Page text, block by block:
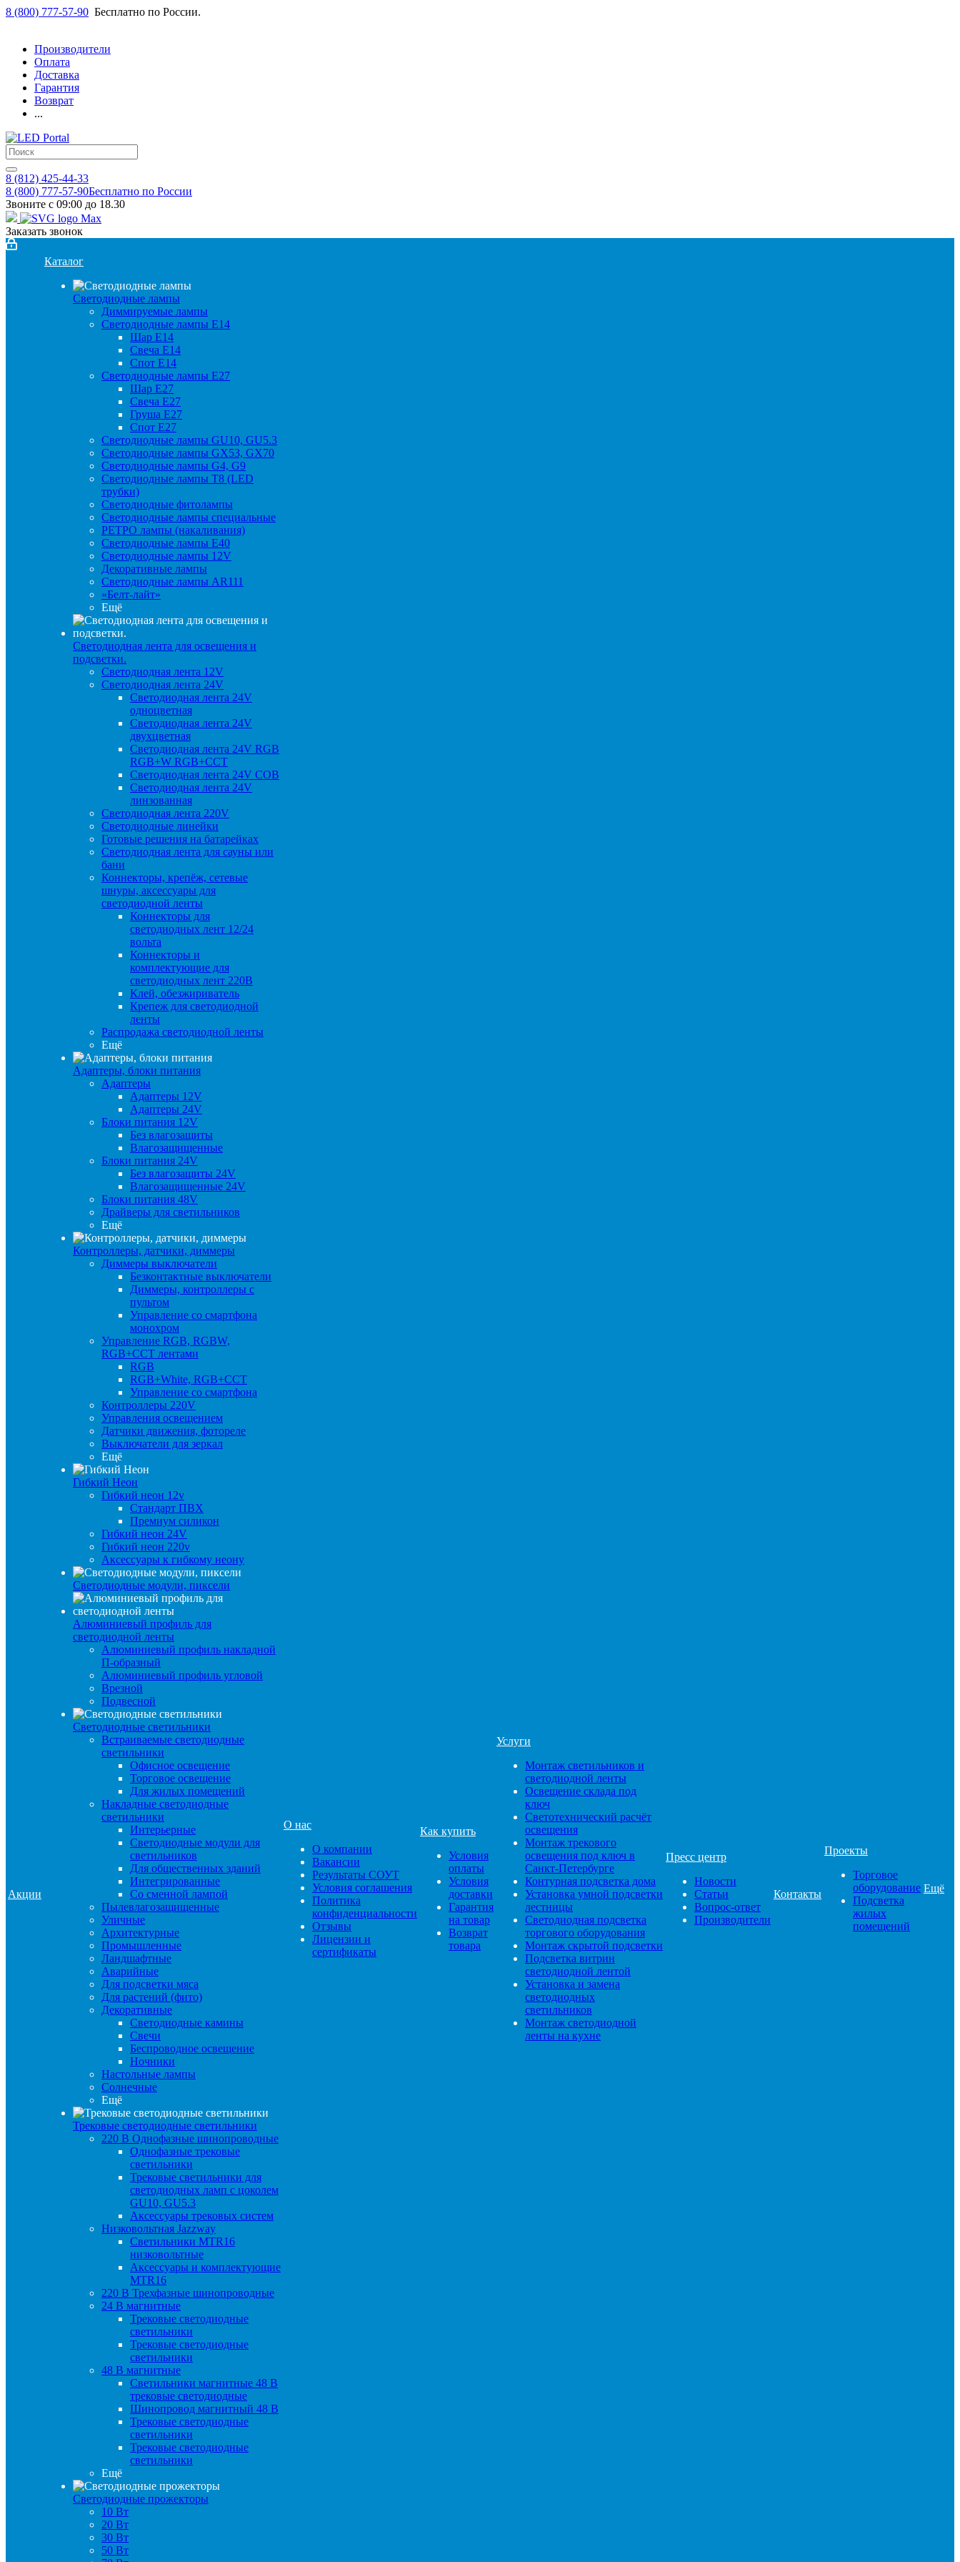
8 (800) 777-57-90 Бесплатно по России.
Производители
Оплата
Доставка
Гарантия
Возврат
...
8 (812) 425-44-33
8 (800) 777-57-90Бесплатно по России
Звоните с 09:00 до 18.30
Заказать звонок
Акции
Каталог
Светодиодные лампы
Диммируемые лампы
Светодиодные лампы Е14
Шар Е14
Свеча Е14
Спот Е14
Светодиодные лампы Е27
Шар Е27
Свеча Е27
Груша Е27
Спот Е27
Светодиодные лампы GU10, GU5.3
Светодиодные лампы GX53, GX70
Светодиодные лампы G4, G9
Светодиодные лампы Т8 (LED
трубки)
Светодиодные фитолампы
Светодиодные лампы специальные
РЕТРО лампы (накаливания)
Светодиодные лампы E40
Светодиодные лампы 12V
Декоративные лампы
Светодиодные лампы AR111
«Белт-лайт»
Ещё
Светодиодная лента для освещения и
подсветки.
Светодиодная лента 12V
Светодиодная лента 24V
Светодиодная лента 24V
одноцветная
Светодиодная лента 24V
двухцветная
Светодиодная лента 24V RGB
RGB+W RGB+CCT
Светодиодная лента 24V COB
Светодиодная лента 24V
линзованная
Светодиодная лента 220V
Светодиодные линейки
Готовые решения на батарейках
Светодиодная лента для сауны или
бани
Коннекторы, крепёж, сетевые
шнуры, аксессуары для
светодиодной ленты
Коннекторы для
светодиодных лент 12/24
вольта
Коннекторы и
комплектующие для
светодиодных лент 220В
Клей, обезжириватель
Крепеж для светодиодной
ленты
Распродажа светодиодной ленты
Ещё
Адаптеры, блоки питания
Адаптеры
Адаптеры 12V
Адаптеры 24V
Блоки питания 12V
Без влагозащиты
Влагозащищенные
Блоки питания 24V
Без влагозащиты 24V
Влагозащищенные 24V
Блоки питания 48V
Драйверы для светильников
Ещё
Контроллеры, датчики, диммеры
Диммеры выключатели
Безконтактные выключатели
Диммеры, контроллеры с
пультом
Управление со смартфона
монохром
Управление RGB, RGBW,
RGB+CCT лентами
RGB
RGB+White, RGB+CCT
Управление со смартфона
Контроллеры 220V
Управления освещением
Датчики движения, фотореле
Выключатели для зеркал
Ещё
Гибкий Неон
Гибкий неон 12v
Стандарт ПВХ
Премиум силикон
Гибкий неон 24V
Гибкий неон 220v
Аксессуары к гибкому неону
Светодиодные модули, пиксели
Алюминиевый профиль для
светодиодной ленты
Алюминиевый профиль накладной
П-образный
Алюминиевый профиль угловой
Врезной
Подвесной
Светодиодные светильники
Встраиваемые светодиодные
светильники
Офисное освещение
Торговое освещение
Для жилых помещений
Накладные светодиодные
светильники
Интерьерные
Светодиодные модули для
светильников
Для общественных зданий
Интегрированные
Со сменной лампой
Пылевлагозащищенные
Уличные
Архитектурные
Промышленные
Ландшафтные
Аварийные
Для подсветки мяса
Для растений (фито)
Декоративные
Светодиодные камины
Свечи
Беспроводное освещение
Ночники
Настольные лампы
Солнечные
Ещё
Трековые светодиодные светильники
220 B Однофазные шинопроводные
Однофазные трековые
светильники
Трековые светильники для
светодиодных ламп с цоколем
GU10, GU5.3
Аксессуары трековых систем
Низковольтная Jazzway
Светильники MTR16
низковольтные
Аксессуары и комплектующие
MTR16
220 B Трехфазные шинопроводные
24 B магнитные
Трековые светодиодные
светильники
Трековые светодиодные
светильники
48 B магнитные
Светильники магнитные 48 В
трековые светодиодные
Шинопровод магнитный 48 В
Трековые светодиодные
светильники
Трековые светодиодные
светильники
Ещё
Светодиодные прожекторы
10 Вт
20 Вт
30 Вт
50 Вт
О нас
О компании
Вакансии
Результаты СОУТ
Условия соглашения
Политика
конфиденциальности
Отзывы
Лицензии и
сертификаты
Как купить
Условия
оплаты
Условия
доставки
Гарантия
на товар
Возврат
товара
Услуги
Монтаж светильников и
светодиодной ленты
Освещение склада под
ключ
Светотехнический расчёт
освещения
Монтаж трекового
освещения под ключ в
Санкт-Петербурге
Контурная подсветка дома
Установка умной подсветки
лестницы
Светодиодная подсветка
торгового оборудования
Монтаж скрытой подсветки
Подсветка витрин
светодиодной лентой
Установка и замена
светодиодных
светильников
Монтаж светодиодной
ленты на кухне
Пресс центр
Новости
Статьи
Вопрос-ответ
Производители
Контакты
Проекты
Торговое
оборудование
Подсветка
жилых
помещений
Ещё